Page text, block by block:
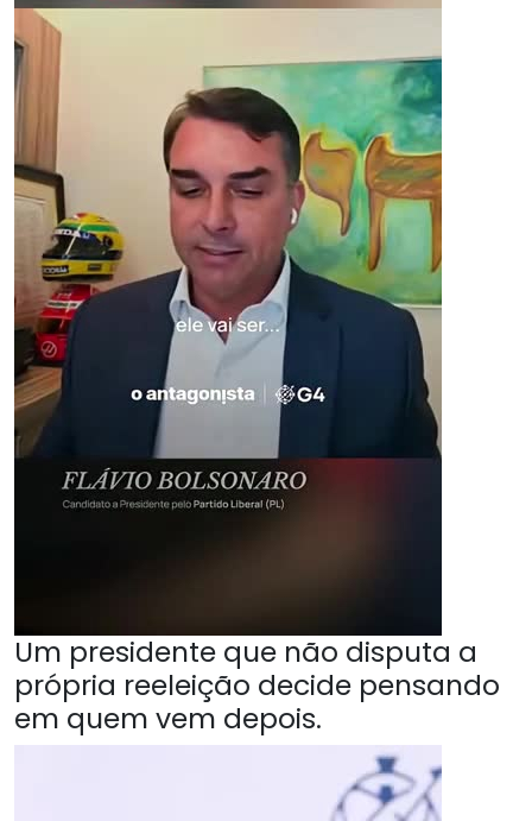
Um presidente que não disputa a
própria reeleição decide pensando
em quem vem depois.